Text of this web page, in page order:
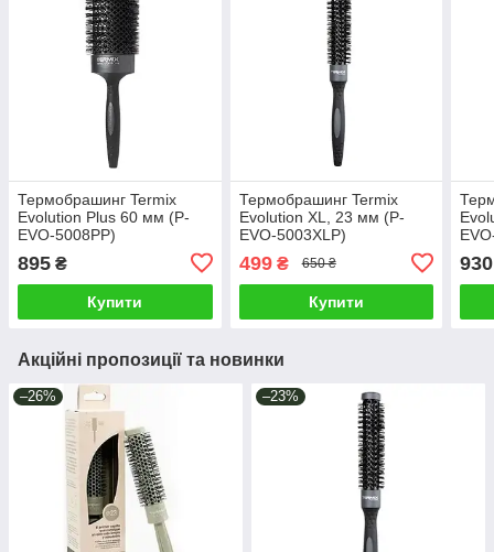
Термобрашинг Termix
Evolution Plus 60 мм (P-
EVO-5008PP)
895 ₴
Купити
Термобрашинг Termix
Evolution XL, 23 мм (P-
EVO-5003XLP)
499₴ 650 ₴
Купити
930
Акційні пропозиції та новинки
–26% –23%